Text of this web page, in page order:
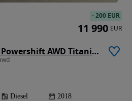
Ford Galaxy 2.0 TDCi Powershift AWD Titanium
Diesel 2018
-200 EUR
11 990 EUR